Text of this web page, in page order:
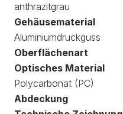
anthrazitgrau
Gehäusematerial
Aluminiumdruckguss
Oberflächenart
Optisches Material
Polycarbonat (PC)
Abdeckung